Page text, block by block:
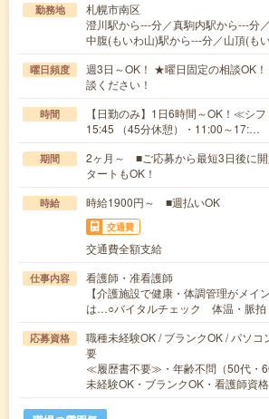
勤務地
札幌市南区
澄川駅から---分／真駒内駅から---分
中腹(もいわ山)駅から---分／山頂(も
曜日頻度
週3日～OK！ ★曜日固定の相談OK
談ください！
時間
【日勤のみ】1日6時間～OK！≪シ
15:45 （45分休憩）・11:00～17:…
期間
2ヶ月～ ■ご応募から最短3日後に
タートもOK！
時給 時給1900円～ ■週払いOK
交通費
交通費全額支給
仕事内容
看護師・准看護師
【介護施設で健康・体調管理がメ
は…○バイタルチェック 体温・脈
応募資格
職種未経験OK / ブランクOK / パソコ
要
≪履歴書不要≫・年齢不問（50代・
未経験OK・ブランクOK・看護師資